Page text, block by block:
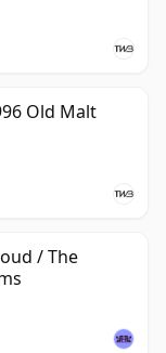
Old Malt
/ The